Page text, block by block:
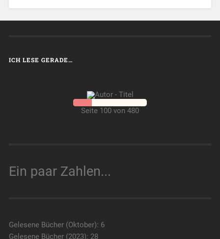
ICH LESE GERADE…
Seite 100 von 480
Ein paar Zahlen...
Gelesene Bücher (Oktober): 6
Gelesene Bücher (2023): 28